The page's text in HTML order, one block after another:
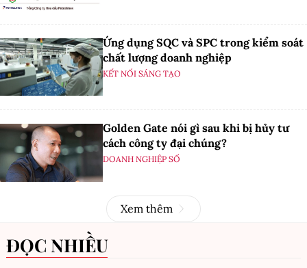
Ứng dụng SQC và SPC trong kiểm soát
chất lượng doanh nghiệp
KẾT NỐI SÁNG TẠO
Golden Gate nói gì sau khi bị hủy tư
cách công ty đại chúng?
DOANH NGHIỆP SỐ
Xem thêm
ĐỌC NHIỀU